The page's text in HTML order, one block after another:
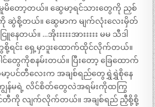
မိတော့တယ်။ ဆွေမာ့ရင်သားတွေကို ညှစ်
ဆွဲစို့တယ်။ ဆွေမာက မျက်လုံးလေးမှိတ်
ေတယ်။ …အိုးးးးးအားးးးး မမ သီဒါ
စို့ရင်း ရှေ့မှာဒူးထောက်ထိုင်လိုက်တယ်။
တွေကိုစနမ်းတယ်။ ပြီးတော့ ခြေထောက်
ပင်တီလေးက အချစ်ရည်တွေရွှဲရွှဲစိုနေ
ကျွန်မရဲ့ လိင်စိတ်တွေလဲအရမ်းကိုထကြွ
ာ့ပင်တီကို လျက်လိုက်တယ်။ အချစ်ရည် ညှီစို့စို့